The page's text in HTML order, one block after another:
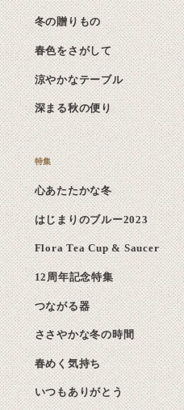
冬の贈りもの
春色をさがして
涼やかなテーブル
深まる秋の便り
心あたたかな冬
はじまりのブルー2023
Flora Tea Cup & Saucer
12周年記念特集
つながる器
ささやかな冬の時間
春めく気持ち
いつもありがとう